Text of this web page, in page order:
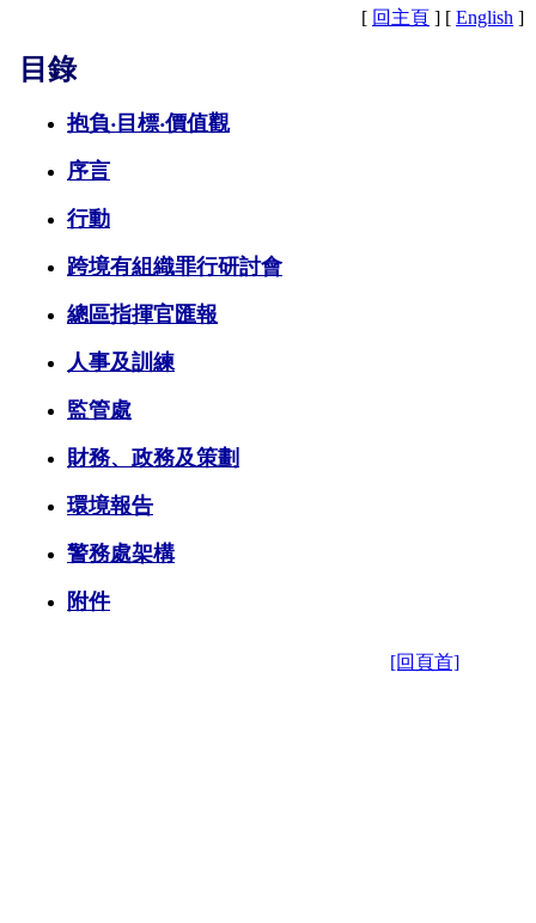
[ 回主頁 ] [ English ]
目錄
抱負‧目標‧價值觀
序言
行動
跨境有組織罪行研討會
總區指揮官匯報
人事及訓練
監管處
財務、政務及策劃
環境報告
警務處架構
附件
[回頁首]